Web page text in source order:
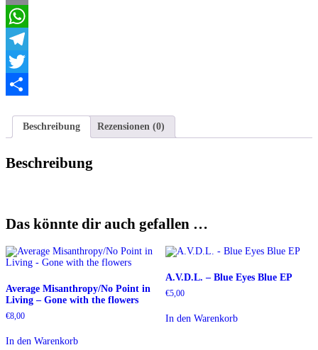
Email
WhatsApp
Telegram
Twitter
Beschreibung
Rezensionen (0)
Beschreibung
Das könnte dir auch gefallen …
Average Misanthropy/No Point in
Living – Gone with the flowers
€8,00
In den Warenkorb
A.V.D.L. – Blue Eyes Blue EP
€5,00
In den Warenkorb